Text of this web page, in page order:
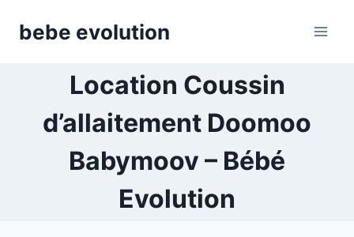
bebe evolution
Location Coussin
d’allaitement Doomoo
Babymoov – Bébé
Evolution